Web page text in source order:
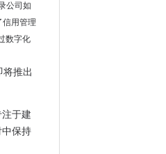
公司如
用管理
数字化
推出
于建
保持